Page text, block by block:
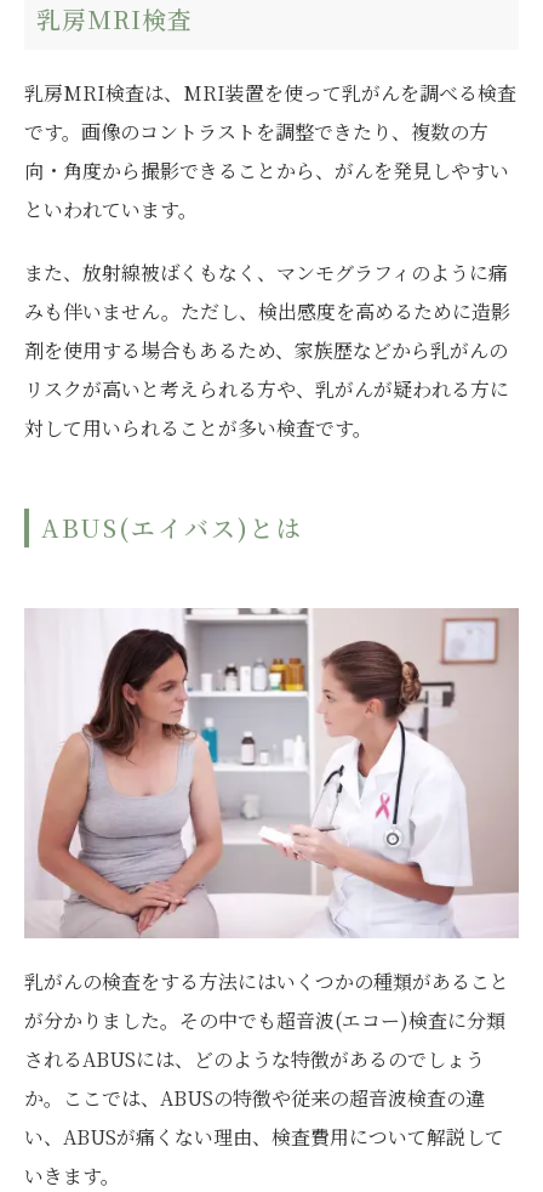
乳房MRI検査
乳房MRI検査は、MRI装置を使って乳がんを調べる検査
です。画像のコントラストを調整できたり、複数の方
向・角度から撮影できることから、がんを発見しやすい
といわれています。
また、放射線被ばくもなく、マンモグラフィのように痛
みも伴いません。ただし、検出感度を高めるために造影
剤を使用する場合もあるため、家族歴などから乳がんの
リスクが高いと考えられる方や、乳がんが疑われる方に
対して用いられることが多い検査です。
ABUS(エイバス)とは
乳がんの検査をする方法にはいくつかの種類があること
が分かりました。その中でも超音波(エコー)検査に分類
されるABUSには、どのような特徴があるのでしょう
か。ここでは、ABUSの特徴や従来の超音波検査の違
い、ABUSが痛くない理由、検査費用について解説して
いきます。